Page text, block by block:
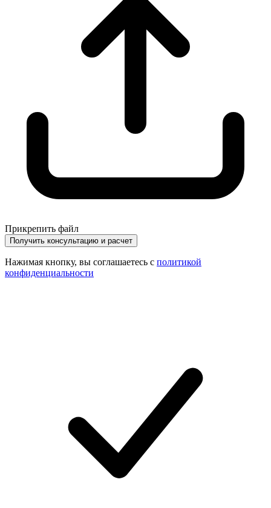
Прикрепить файл
Получить консультацию и расчет
Нажимая кнопку, вы соглашаетесь с политикой
конфиденциальности